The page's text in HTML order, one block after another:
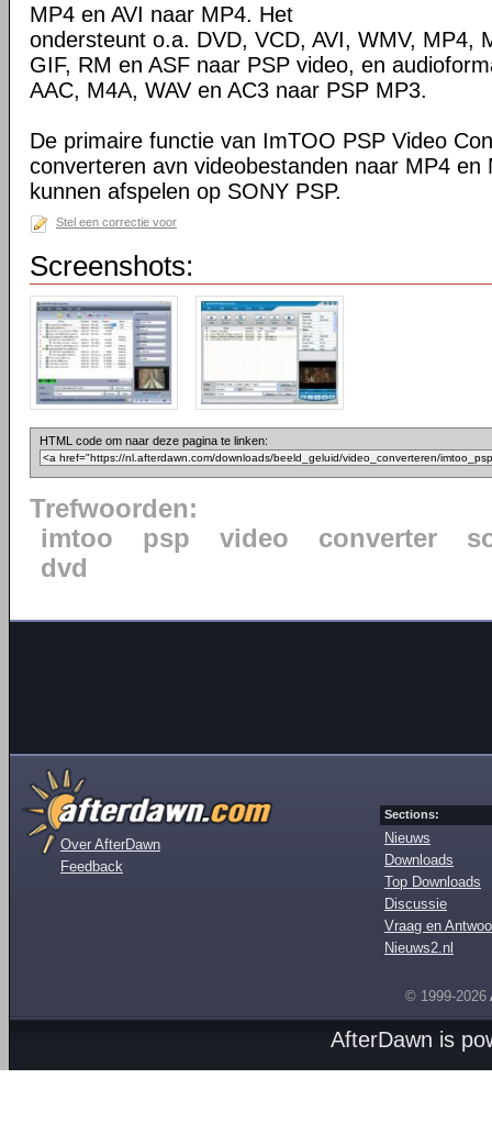
MP4 en AVI naar MP4. Het
ondersteunt o.a. DVD, VCD, AVI, WMV, MP4,
GIF, RM en ASF naar PSP video, en
AAC, M4A, WAV en AC3 naar PSP MP3.
De primaire functie van ImTOO PSP Video
converteren avn videobestanden naar MP4 en
kunnen afspelen op SONY PSP.
Stel een correctie voor
Screenshots:
HTML code om naar deze pagina te linken:
Trefwoorden:
imtoo
psp video converter
dvd
Over AfterDawn
Feedback
Sections:
Nieuws
Downloads
Top Downloads
Discussie
Vraag en
Nieuws2.nl
© 1999-2026
AfterDawn is